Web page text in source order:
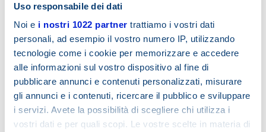
Uso responsabile dei dati
Noi e i nostri 1022 partner trattiamo i vostri dati
personali, ad esempio il vostro numero IP, utilizzando
tecnologie come i cookie per memorizzare e accedere
alle informazioni sul vostro dispositivo al fine di
pubblicare annunci e contenuti personalizzati, misurare
gli annunci e i contenuti, ricercare il pubblico e sviluppare
i servizi. Avete la possibilità di scegliere chi utilizza i
vostri dati e per quali scopi. Le vostre scelte in materia di
TIPO AZIENDA
RICHIESTA